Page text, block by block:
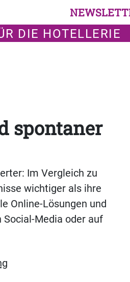
DIE HOTELLERIE
spontaner
Im Vergleich zu
wichtiger als ihre
Online-Lösungen und
Media oder auf